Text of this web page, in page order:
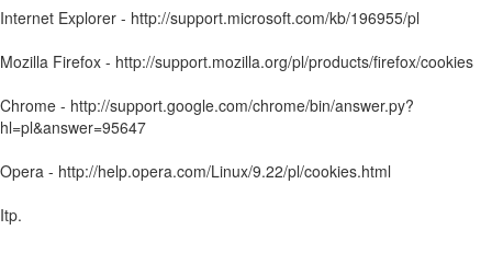
Internet Explorer - http://support.microsoft.com/kb/196955/pl
Mozilla Firefox - http://support.mozilla.org/pl/products/firefox/cookies
Chrome - http://support.google.com/chrome/bin/answer.py?
hl=pl&answer=95647
Opera - http://help.opera.com/Linux/9.22/pl/cookies.html
Itp.